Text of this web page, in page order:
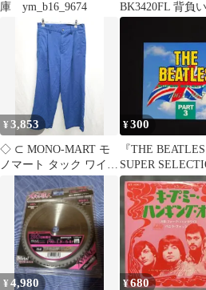
庫 ym_b16_9674
BK3420FL 背負
プハンドル
刈払い機 芝刈機
¥3,853
◇ ⊂ MONO-MART モ
ノマート タック ワイド
パンツ サイズS ブルー
メンズ P
【1409090039676】
¥300
『THE BEATLES
SUPER
1962-1967 P
¥4,980 ¥680